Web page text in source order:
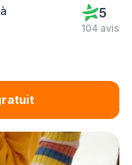
5
104 avis